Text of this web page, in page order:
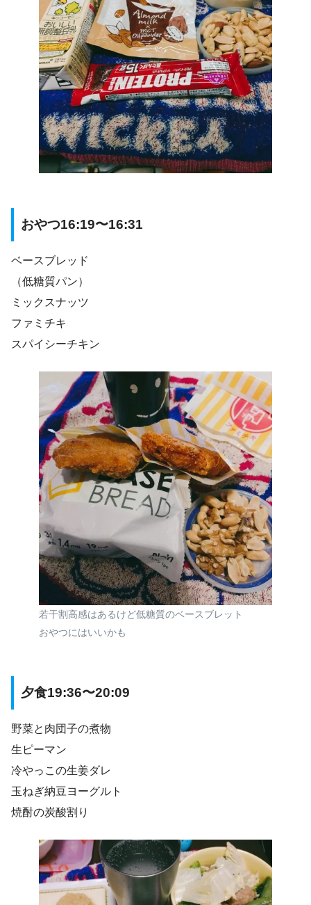
おやつ16:19〜16:31
ベースブレッド
（低糖質パン）
ミックスナッツ
ファミチキ
スパイシーチキン
若干割高感はあるけど低糖質のベースブレット
おやつにはいいかも
夕食19:36〜20:09
野菜と肉団子の煮物
生ピーマン
冷やっこの生姜ダレ
玉ねぎ納豆ヨーグルト
焼酎の炭酸割り